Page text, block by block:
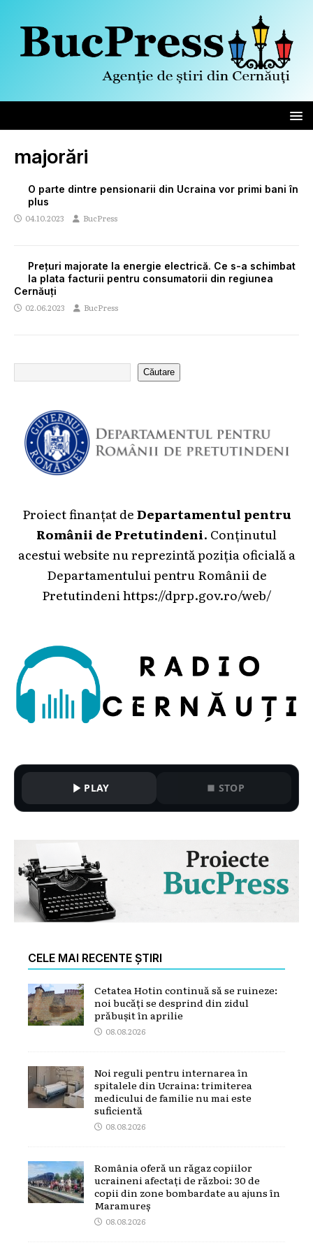
majorări
O parte dintre pensionarii din Ucraina vor primi bani în
plus
04.10.2023 BucPress
Prețuri majorate la energie electrică. Ce s-a schimbat
la plata facturii pentru consumatorii din regiunea
Cernăuți
02.06.2023 BucPress
Căutare
Proiect finanțat deDepartamentul pentru
Românii de Pretutindeni. Conținutul
acestui website nu reprezintă poziția oficială a
Departamentului pentru Românii de
Pretutindeni https://dprp.gov.ro/web/
PLAY STOP
CELE MAI RECENTE ȘTIRI
Cetatea Hotin continuă să se ruineze:
noi bucăți se desprind din zidul
prăbușit în aprilie
08.08.2026
Noi reguli pentru internarea în
spitalele din Ucraina: trimiterea
medicului de familie nu mai este
suficientă
08.08.2026
România oferă un răgaz copiilor
ucraineni afectați de război: 30 de
copii din zone bombardate au ajuns în
Maramureș
08.08.2026